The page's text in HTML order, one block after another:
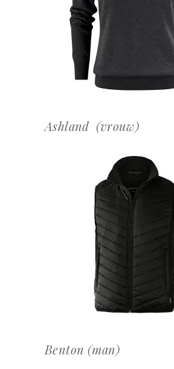
OFFERTEAANVRAAG
Ashland (vrouw)
OFFERTEAANVRAAG
Benton (man)